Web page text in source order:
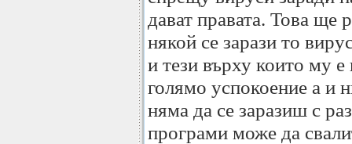
дават правата. Това ще
някой се зарази то
и тези върху които му
голямо успокоение а и
няма да се заразиш с
програми може да